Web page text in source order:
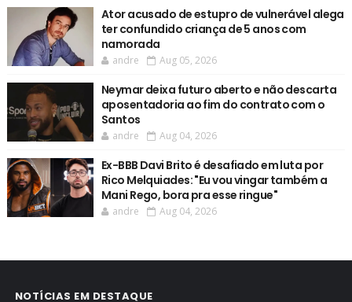
Ator acusado de estupro de vulnerável alega
ter confundido criança de 5 anos com
namorada
andre Aug 05, 2026
Neymar deixa futuro aberto e não descarta
aposentadoria ao fim do contrato com o
Santos
andre Aug 04, 2026
Ex-BBB Davi Brito é desafiado em luta por
Rico Melquiades: "Eu vou vingar também a
Mani Rego, bora pra esse ringue"
andre Aug 04, 2026
NOTÍCIAS EM DESTAQUE